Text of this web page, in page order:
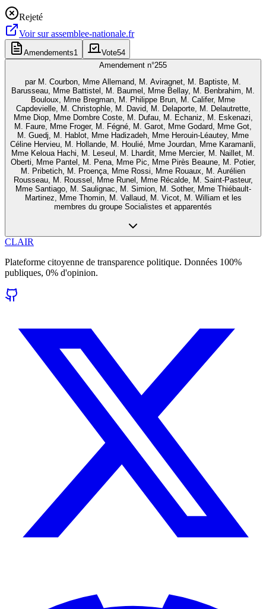
Rejeté
Voir surassemblee-nationale.fr
Amendements1 Vote54
Amendement n°255
par M. Courbon, Mme Allemand, M. Aviragnet, M. Baptiste, M.
Barusseau, Mme Battistel, M. Baumel, Mme Bellay, M. Benbrahim, M.
Bouloux, Mme Bregman, M. Philippe Brun, M. Califer, Mme
Capdevielle, M. Christophle, M. David, M. Delaporte, M. Delautrette,
Mme Diop, Mme Dombre Coste, M. Dufau, M. Echaniz, M. Eskenazi,
M. Faure, Mme Froger, M. Fégné, M. Garot, Mme Godard, Mme Got,
M. Guedj, M. Hablot, Mme Hadizadeh, Mme Herouin-Léautey, Mme
Céline Hervieu, M. Hollande, M. Houlié, Mme Jourdan, Mme Karamanli,
Mme Keloua Hachi, M. Leseul, M. Lhardit, Mme Mercier, M. Naillet, M.
Oberti, Mme Pantel, M. Pena, Mme Pic, Mme Pirès Beaune, M. Potier,
M. Pribetich, M. Proença, Mme Rossi, Mme Rouaux, M. Aurélien
Rousseau, M. Roussel, Mme Runel, Mme Récalde, M. Saint-Pasteur,
Mme Santiago, M. Saulignac, M. Simion, M. Sother, Mme Thiébault-
Martinez, Mme Thomin, M. Vallaud, M. Vicot, M. William et les
membres du groupe Socialistes et apparentés
CLAIR
Plateforme citoyenne de transparence politique. Données 100%
publiques, 0% d'opinion.